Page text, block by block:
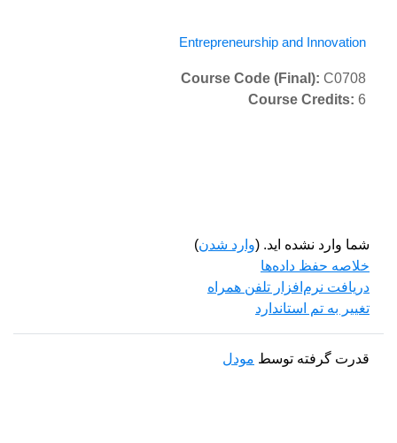
Entrepreneurship and Innovation
Course Code (Final): C0708
Course Credits: 6
شما وارد نشده اید. (وارد شدن)
خلاصه حفظ داده‌ها
دریافت نرم‌افزار تلفن همراه
تغییر به تم استاندارد
قدرت گرفته توسط مودل